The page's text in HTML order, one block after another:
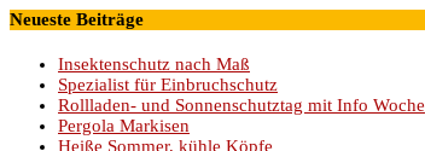
Neueste Beiträge
Insektenschutz nach Maß
Spezialist für Einbruchschutz
Rollladen- und Sonnenschutztag mit Info Woche
Pergola Markisen
Heiße Sommer, kühle Köpfe